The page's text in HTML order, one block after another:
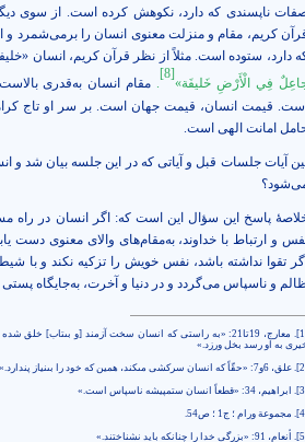
ناپسندی که دارد، نکوهش کرده است. از سوی
کریم، مقام و منزلت معنوی انسان را برمی‌شمرد
دارد، ستوده است. مثلاً از نظر قرآن کریم، انسان
فِي الْأَرْضِ خَليفَة»
[8]
. مقام انسان به‌قدری
قیمت انسان، قیمت جهان است. بر سر او تاج
امانت الهی است.
آیات جلسات قبل و آیاتی که در این جلسه بیان شد و
پاسخ این سؤال این است که: اگر انسان در راه
و ارتباط با خداوند، به‌مقام‌های والای معنوی دست
تقوا نداشته باشد، نفس خویش را تزکیه نکند و با
و ناسپاس می‌گردد و در دنیا و آخرت، به‌جایگاه
. معارج، 19تا21: «به راستى كه انسان سخت آزمند [و
به او رسد بخل ورزد.»
. علق، 6و7: «حقّاً كه انسان سركشى مى‏كند، همين كه خود را بى‏نياز پندارد.»
. ابراهیم، 34: «قطعاً انسان ستم‏پيشه ناسپاس است.»
. مجموعة ورام ؛ ج‏1 ؛ ص54.
. أنعام، 91: «بزرگى خدا را چنانكه بايد نشناختند.»